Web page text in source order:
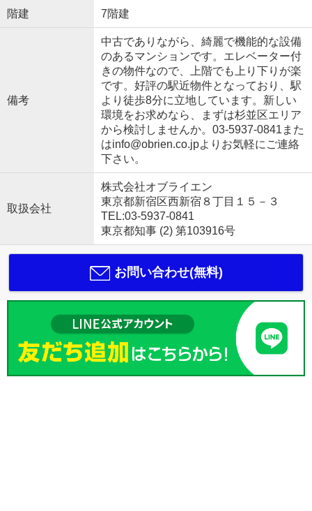
階建 7階建
備考
中古でありながら、綺麗で機能的な設備
のあるマンションです。エレベーター付
きの物件なので、上階でも上り下りが楽
です。好評の駅近物件となっており、駅
より徒歩8分に立地しています。新しい
環境をお求めなら、まずは杉並区エリア
から検討しませんか。03-5937-0841また
はinfo@obrien.co.jpよりお気軽にご連絡
下さい。
取扱会社
株式会社オブライエン
東京都新宿区西新宿８丁目１５－３
TEL:03-5937-0841
東京都知事 (2) 第103916号
お問い合わせ(無料)